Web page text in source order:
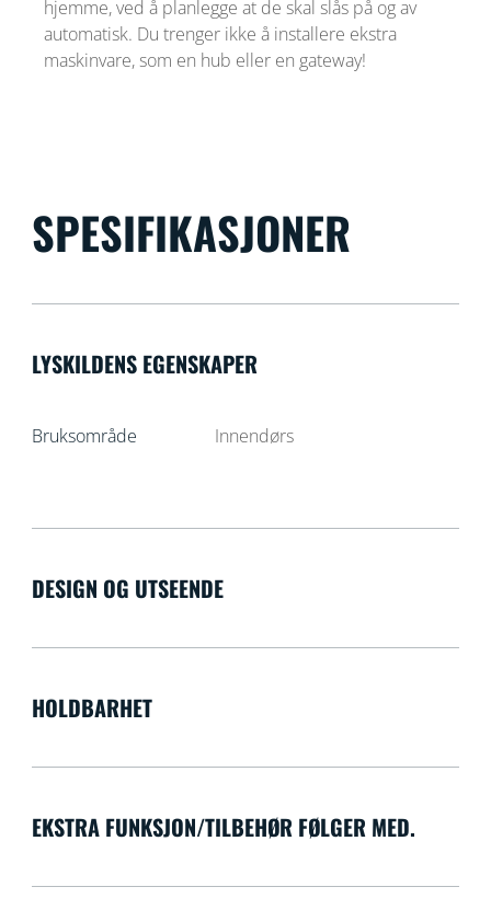
hjemme, ved å planlegge at de skal slås på og av
automatisk. Du trenger ikke å installere ekstra
maskinvare, som en hub eller en gateway!
SPESIFIKASJONER
LYSKILDENS EGENSKAPER
Bruksområde Innendørs
DESIGN OG UTSEENDE
HOLDBARHET
EKSTRA FUNKSJON/TILBEHØR FØLGER MED.